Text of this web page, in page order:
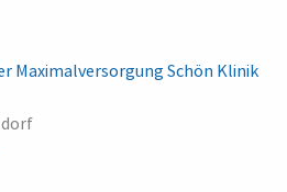
Maximalversorgung Schön Klinik